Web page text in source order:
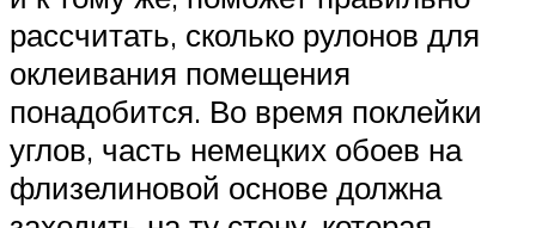
рассчитать, сколько рулонов для
оклеивания помещения
понадобится. Во время поклейки
углов, часть немецких обоев на
флизелиновой основе должна